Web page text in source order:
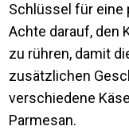
Schlüssel für eine
Achte darauf, den
zu rühren, damit
zusätzlichen
verschiedene
Parmesan.